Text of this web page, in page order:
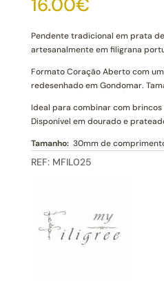
-
em
Filigrana
(S)
Pendente tradicional em prata
artesanalmente em filigrana
Formato Coração Aberto com
redesenhado em Gondomar.
Ideal para combinar com brincos
Disponível em dourado e
Tamanho:30mm de
REF: MFIL025